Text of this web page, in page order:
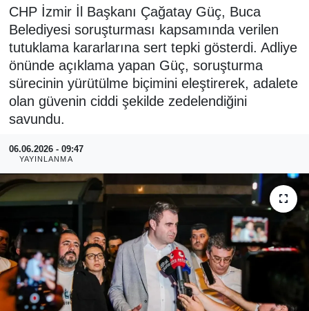
CHP İzmir İl Başkanı Çağatay Güç, Buca
Belediyesi soruşturması kapsamında verilen
tutuklama kararlarına sert tepki gösterdi. Adliye
önünde açıklama yapan Güç, soruşturma
sürecinin yürütülme biçimini eleştirerek, adalete
olan güvenin ciddi şekilde zedelendiğini
savundu.
06.06.2026 - 09:47
YAYINLANMA
SPOR
ASAYİŞ
RESMİ REKLAM
Son Dakika Haberleri
Haber Arşivi